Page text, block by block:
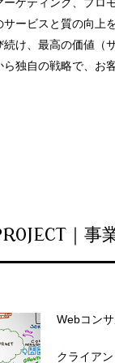
ービスと質の向上
け、最高の価値（
独自の戦略で、お
｜事
Webコン
クライア